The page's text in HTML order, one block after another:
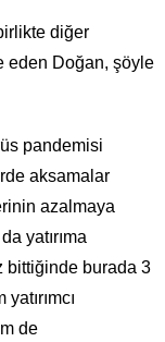
diğer
eden Doğan, şöyle
pandemisi
aksamalar
azalmaya
yatırıma
bittiğinde burada 3
de